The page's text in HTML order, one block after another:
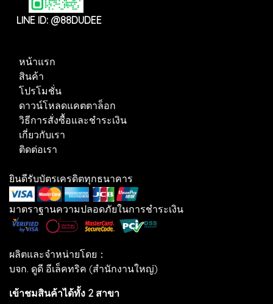
LINE ID: @88DUDEE
หน้าแรก
สินค้า
โปรโมชั่น
ดาวน์โหลดแคตตาล็อก
วิธีการสั่งซื้อและชำระเงิน
เกี่ยวกับเรา
ติดต่อเรา
ยินดีรับบัตรเครดิตทุกธนาคาร
มาตราฐานความปลอดภัยในการชำระเงิน
ผลิตและจำหน่ายโดย：
บจก. ดูดี อีเล็คทริค (สำนักงานใหญ่)
เข้าชมสินค้าได้ทั้ง 2 สาขา